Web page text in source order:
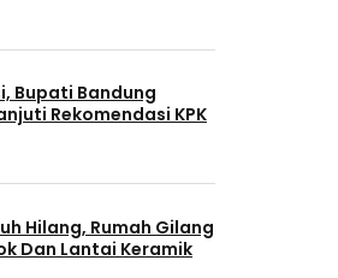
Bupati Bandung
Rekomendasi KPK
Hilang, Rumah Gilang
Dan Lantai Keramik